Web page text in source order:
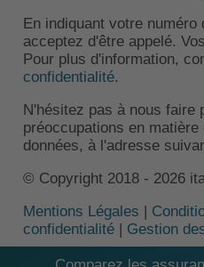
En indiquant votre numéro
acceptez d'être appelé.
Pour plus d'information,
confidentialité.
N'hésitez pas à nous faire
préoccupations en
données, à l'adresse
© Copyright 2018 - 2026
Mentions Légales |
confidentialité| Gestion